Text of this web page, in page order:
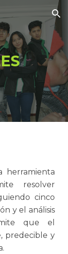
Skip to navigation
herramienta
resolver
cinco
y el análisis
que el
predecible y